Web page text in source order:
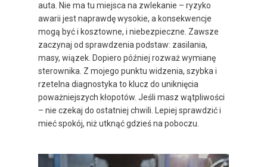
auta. Nie ma tu miejsca na zwlekanie – ryzyko
awarii jest naprawdę wysokie, a konsekwencje
mogą być i kosztowne, i niebezpieczne. Zawsze
zaczynaj od sprawdzenia podstaw: zasilania,
masy, wiązek. Dopiero później rozważ wymianę
sterownika. Z mojego punktu widzenia, szybka i
rzetelna diagnostyka to klucz do uniknięcia
poważniejszych kłopotów. Jeśli masz wątpliwości
– nie czekaj do ostatniej chwili. Lepiej sprawdzić i
mieć spokój, niż utknąć gdzieś na poboczu.